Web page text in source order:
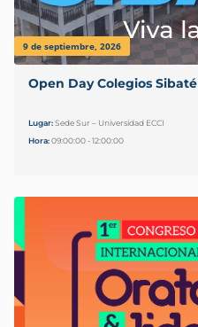
9 de septiembre, 2026
Open Day Colegios Sibaté
Lugar:Sede Sur – Universidad ECCI
Hora:09:00:00 - 12:00:00